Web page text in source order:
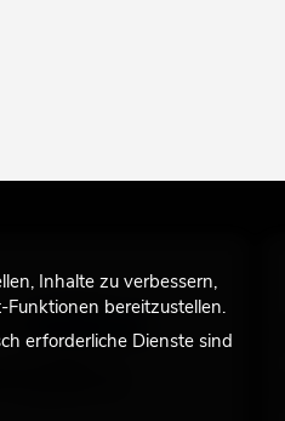
Inhalte zu verbessern,
bereitzustellen.
erforderliche Dienste sind